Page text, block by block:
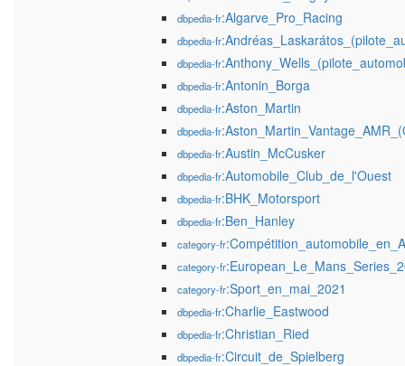
dbpedia-fr:Algarve_Pro_Racing
dbpedia-fr
dbpedia-fr
dbpedia-fr:Antonin_Borga
dbpedia-fr:Aston_Martin
dbpedia-fr
dbpedia-fr:Austin_McCusker
dbpedia-fr:Automobile_Club_de_l'Ouest
dbpedia-fr:BHK_Motorsport
dbpedia-fr:Ben_Hanley
category-fr
category-fr
category-fr:Sport_en_mai_2021
dbpedia-fr:Charlie_Eastwood
dbpedia-fr:Christian_Ried
dbpedia-fr:Circuit_de_Spielberg